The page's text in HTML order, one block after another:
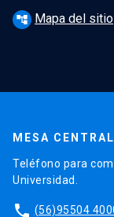
account_tree Mapa del sitio
MESA CENTRAL
Teléfono para
Universidad.
phone (56)95504